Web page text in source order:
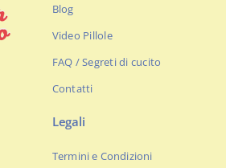
Blog
Video Pillole
FAQ / Segreti di cucito
Contatti
Legali
Termini e Condizioni